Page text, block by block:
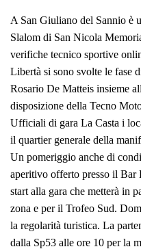
A San Giuliano del Sannio è
Slalom di San Nicola
verifiche tecnico sportive
Libertà si sono svolte le fase
Rosario De Matteis insieme
disposizione della Tecno
Ufficiali di gara La Casta i
il quartier generale della
Un pomeriggio anche di
aperitivo offerto presso il
start alla gara che metterà in
zona e per il Trofeo Sud.
la regolarità turistica. La
dalla Sp53 alle ore 10 per la